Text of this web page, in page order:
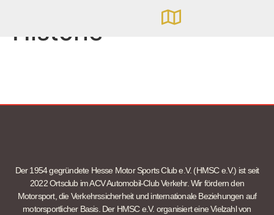
Historie
Der 1954 gegründete Hesse Motor Sports Club e.V. (HMSC e.V.) ist seit
2022 Ortsclub im ACV Automobil-Club Verkehr. Wir fördern den
Motorsport, die Verkehrssicherheit und internationale Beziehungen auf
motorsportlicher Basis. Der HMSC e.V. organisiert eine Vielzahl von